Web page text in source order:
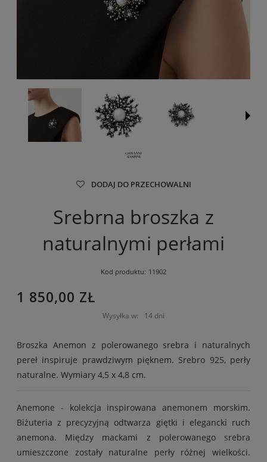
DODAJ DO PRZECHOWALNI
Srebrna broszka z
naturalnymi perłami
Kod produktu: 11902
1 850,00 ZŁ
Wysyłka w: 14 dni
Broszka Anemon z polerowanego srebra i naturalnych
pereł inspiruje prawdziwym pięknem. Srebro 925, perły
naturalne. Wymiary 4,5 x 4,8 cm.
Anemone - kolekcja inspirowana anemonem morskim.
Biżuteria z precyzyjną odtwarza giętki i elegancki ruch
anemona. Między mackami z polerowanego srebra
umieszczone zostały naturalne perły różnej wielkości.